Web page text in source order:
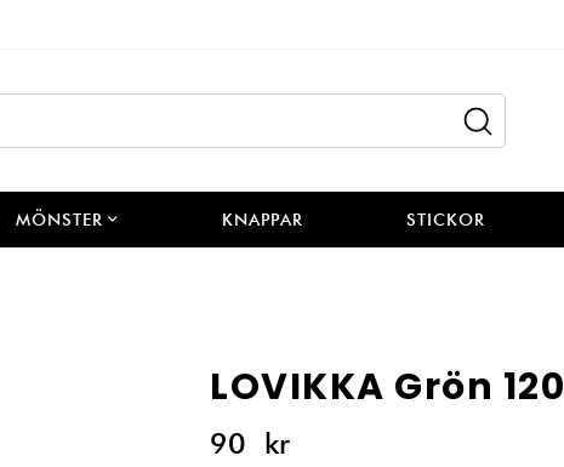
MÖNSTER KNAPPAR STICKOR
LOVIKKA Grön 120
90 kr